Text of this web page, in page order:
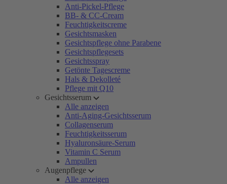
Anti-Pickel-Pflege
BB- & CC-Cream
Feuchtigkeitscreme
Gesichtsmasken
Gesichtspflege ohne Parabene
Gesichtspflegesets
Gesichtsspray
Getönte Tagescreme
Hals & Dekolleté
Pflege mit Q10
Gesichtsserum
Alle anzeigen
Anti-Aging-Gesichtsserum
Collagenserum
Feuchtigkeitsserum
Hyaluronsäure-Serum
Vitamin C Serum
Ampullen
Augenpflege
Alle anzeigen